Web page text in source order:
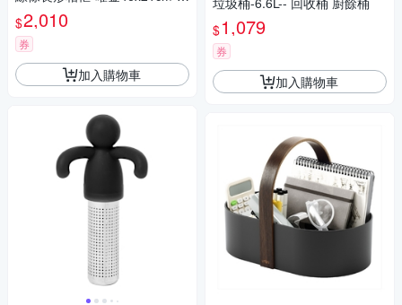
長相框 畫框 照片框 展示框
$2,010
券
加入購物車
$1,079
券
加入購物車